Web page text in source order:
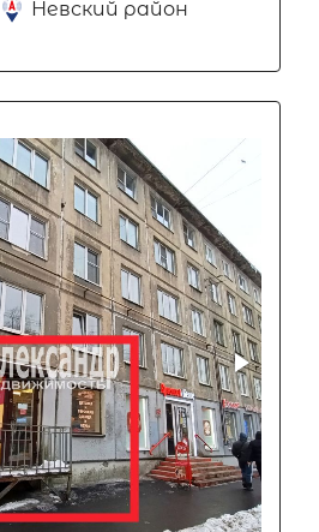
Невский район